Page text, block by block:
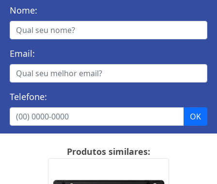
Nome:
Email:
Telefone:
Produtos similares: